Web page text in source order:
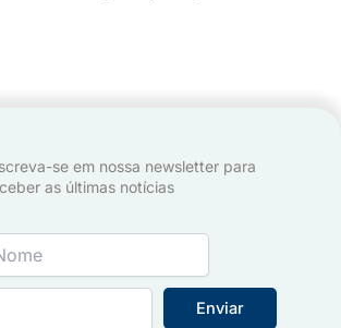
se em nossa newsletter para
as últimas notícias